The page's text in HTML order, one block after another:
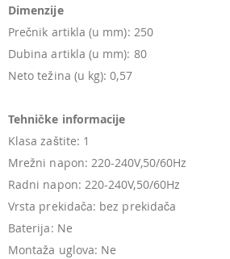
Dimenzije
Prečnik artikla (u mm): 250
Dubina artikla (u mm): 80
Neto težina (u kg): 0,57
Tehničke informacije
Klasa zaštite: 1
Mrežni napon: 220-240V,50/60Hz
Radni napon: 220-240V,50/60Hz
Vrsta prekidača: bez prekidača
Baterija: Ne
Montaža uglova: Ne